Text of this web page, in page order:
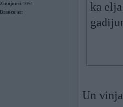
Ziņojumi: 1054
Braucu ar:
ka
Un